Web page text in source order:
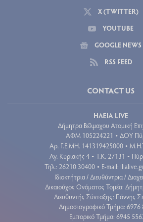
X (TWITTER)
YOUTUBE
GOOGLE NEWS
RSS FEED
CONTACT US
ΗΛΕΙΑ LIVE
Δήμητρα Βέλμαχου Ατομική
ΑΦΜ 105224221 • ΔΟΥ
Aρ. Γ.Ε.ΜΗ. 141319425000 •
Αγ. Κυριακής 4 • Τ.Κ. 27131 •
Τηλ.: 26210 30400 • E-mail:
Ιδιοκτήτρια / Διευθύντρια /
Δικαιούχος Ονόματος Τομέα:
Διευθυντής Σύνταξης: Γιάννης
Δημοσιογραφικό Τμήμα: 6976
Εμπορικό Τμήμα: 6945